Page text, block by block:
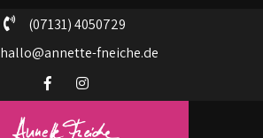
(07131) 4050729
hallo@annette-fneiche.de